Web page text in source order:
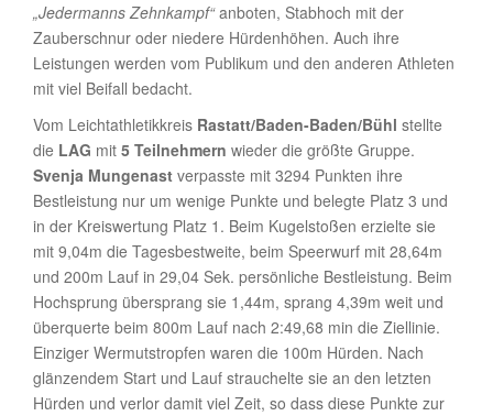
„Jedermanns Zehnkampf“anboten, Stabhoch mit der
Zauberschnur oder niedere Hürdenhöhen. Auch ihre
Leistungen werden vom Publikum und den anderen Athleten
mit viel Beifall bedacht.
Vom Leichtathletikkreis Rastatt/Baden-Baden/Bühl stellte
die LAG mit 5 Teilnehmern wieder die größte Gruppe.
Svenja Mungenast verpasste mit 3294 Punkten ihre
Bestleistung nur um wenige Punkte und belegte Platz 3 und
in der Kreiswertung Platz 1. Beim Kugelstoßen erzielte sie
mit 9,04m die Tagesbestweite, beim Speerwurf mit 28,64m
und 200m Lauf in 29,04 Sek. persönliche Bestleistung. Beim
Hochsprung übersprang sie 1,44m, sprang 4,39m weit und
überquerte beim 800m Lauf nach 2:49,68 min die Ziellinie.
Einziger Wermutstropfen waren die 100m Hürden. Nach
glänzendem Start und Lauf strauchelte sie an den letzten
Hürden und verlor damit viel Zeit, so dass diese Punkte zur